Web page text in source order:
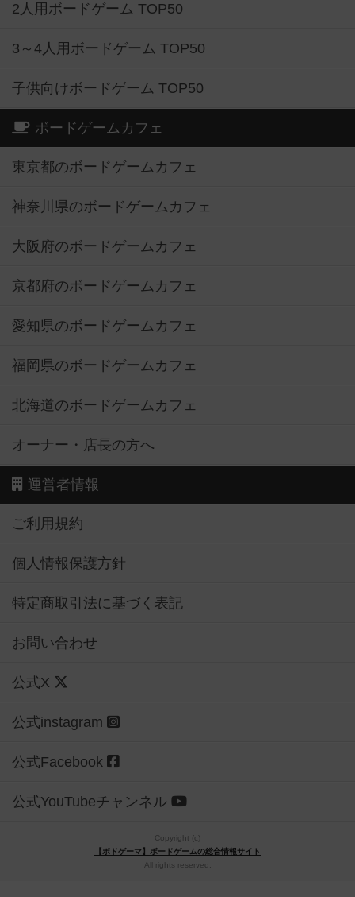
2人用ボードゲーム TOP50
3～4人用ボードゲーム TOP50
子供向けボードゲーム TOP50
ボードゲームカフェ
東京都のボードゲームカフェ
神奈川県のボードゲームカフェ
大阪府のボードゲームカフェ
京都府のボードゲームカフェ
愛知県のボードゲームカフェ
福岡県のボードゲームカフェ
北海道のボードゲームカフェ
オーナー・店長の方へ
運営者情報
ご利用規約
個人情報保護方針
特定商取引法に基づく表記
お問い合わせ
公式X
公式instagram
公式Facebook
公式YouTubeチャンネル
Copyright (c)
【ボドゲーマ】ボードゲームの総合情報サイト
All rights reserved.